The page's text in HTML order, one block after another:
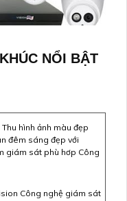
NỔI BẬT
Thu hình ảnh màu đẹp
đêm sáng đẹp với
giám sát phù hơp Công
Công nghệ giám sát